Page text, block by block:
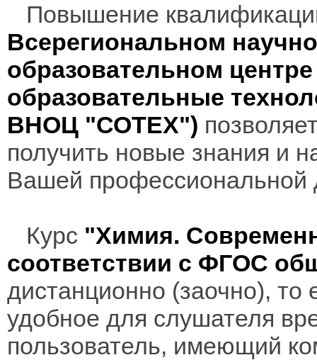
Повышение
Всерегиональном
образовательном
образовательные
ВНОЦ "СОТЕХ")
получить новые знания и
Вашей профессиональной
Курс "Химия.
соответствии с ФГОС
дистанционно (заочно), то
удобное для слушателя
пользователь, имеющий